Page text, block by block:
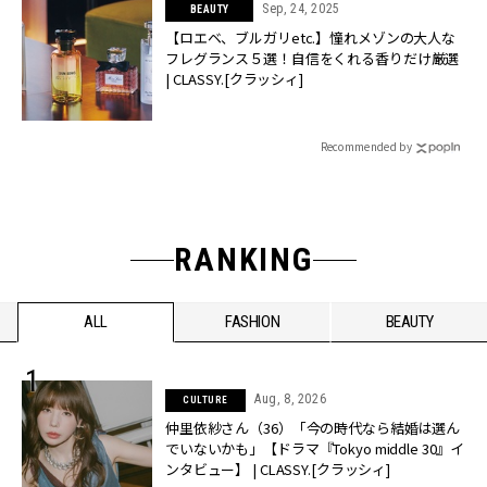
BEAUTY Sep, 24, 2025
【ロエベ、ブルガリetc.】憧れメゾンの大人な
フレグランス５選！自信をくれる香りだけ厳選
| CLASSY.[クラッシィ]
Recommended by
RANKING
ALL FASHION BEAUTY
CULTURE Aug, 8, 2026
仲里依紗さん（36）「今の時代なら結婚は選ん
でいないかも」【ドラマ『Tokyo middle 30』イ
ンタビュー】 | CLASSY.[クラッシィ]